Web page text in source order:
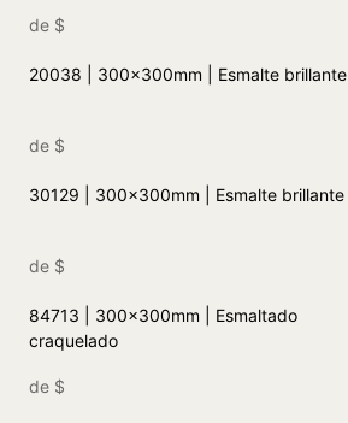
de $
20038 | 300x300mm | Esmalte brillante
de $
30129 | 300x300mm | Esmalte brillante
de $
84713 | 300x300mm | Esmaltado
craquelado
de $